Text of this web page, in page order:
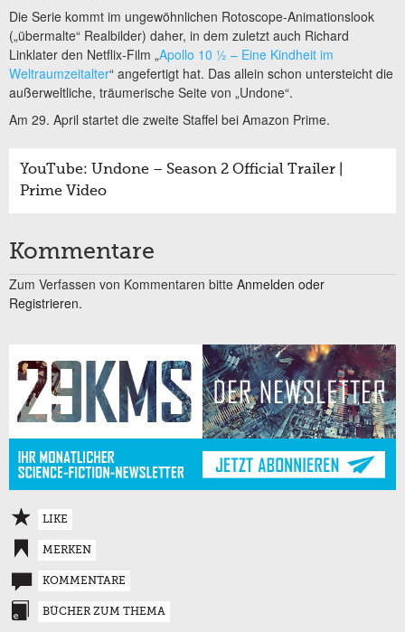
Die Serie kommt im ungewöhnlichen Rotoscope-Animationslook
(„übermalte“ Realbilder) daher, in dem zuletzt auch Richard
Linklater den Netflix-Film „Apollo 10 ½ – Eine Kindheit im
Weltraumzeitalter“ angefertigt hat. Das allein schon untersteicht die
außerweltliche, träumerische Seite von „Undone“.
Am 29. April startet die zweite Staffel bei Amazon Prime.
YouTube: Undone – Season 2 Official Trailer |
Prime Video
Kommentare
Zum Verfassen von Kommentaren bitte Anmelden oder
Registrieren.
LIKE
MERKEN
KOMMENTARE
BÜCHER ZUM THEMA